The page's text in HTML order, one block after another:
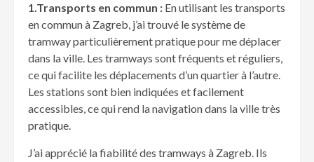
1.Transports en commun : En utilisant les transports
en commun à Zagreb, j’ai trouvé le système de
tramway particulièrement pratique pour me déplacer
dans la ville. Les tramways sont fréquents et réguliers,
ce qui facilite les déplacements d’un quartier à l’autre.
Les stations sont bien indiquées et facilement
accessibles, ce qui rend la navigation dans la ville très
pratique.
J’ai apprécié la fiabilité des tramways à Zagreb. Ils